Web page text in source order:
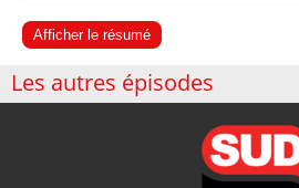
Afficher le résumé
Les autres épisodes